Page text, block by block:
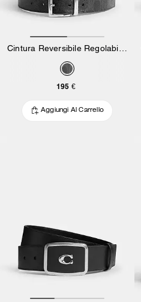
195 €
Aggiungi Al Carrello